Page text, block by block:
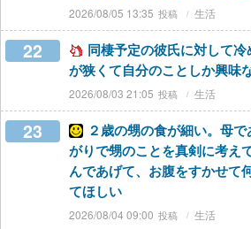
2026/08/05 13:35 生活
22
同棲予定の彼氏に対して
が狭くて自分のことしか興味
2026/08/03 21:05 生活
23
２歳の甥の食が細い。母
がりで甥のことを真剣に考え
んであげて、お腹をすかせて
てほしい
2026/08/04 09:00 生活